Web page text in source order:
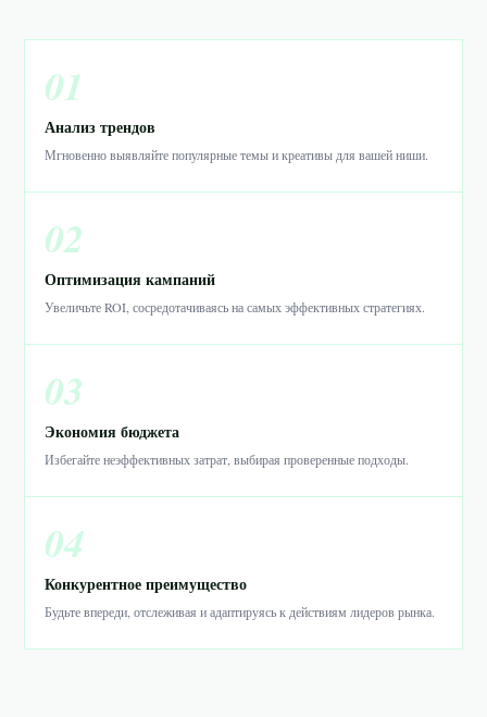
01
Анализ трендов
Мгновенно выявляйте популярные темы и креативы для вашей ниши.
02
Оптимизация кампаний
Увеличьте ROI, сосредотачиваясь на самых эффективных стратегиях.
03
Экономия бюджета
Избегайте неэффективных затрат, выбирая проверенные подходы.
04
Конкурентное преимущество
Будьте впереди, отслеживая и адаптируясь к действиям лидеров рынка.